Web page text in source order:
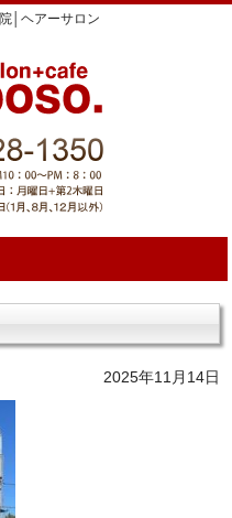
│ヘアーサロン
2025年11月14日